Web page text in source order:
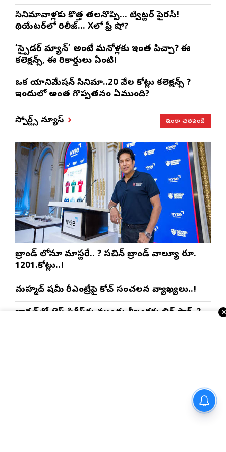
సినిమావాళ్లకు కొత్త తలనొప్పి… ట్విట్టర్ పైరసీ!
థియేటర్‌లో రిలీజ్… Xలో ఫ్రీ షో?
‘స్పైడర్ మ్యాన్’ అంటే మనోళ్లకు ఇంత పిచ్చా? ఈ
కలెక్షన్స్, ఈ రికార్డులు ఏంటి!
ఒక యానిమేషన్ సినిమా..20 వేల కోట్లు కలెక్షన్స్ ?
ఇందులో అంత గొప్పతనం ఏముంది?
స్పోర్ట్స్ న్యూస్ ఇంకా చదవండి
బ్రాండ్ లోనూ మాస్టరే.. ? సచిన్ బ్రాండ్ వాల్యూ రూ.
1201.కోట్లు..!
మహ్మద్ షమీ రీఎంట్రీపై కోచ్ సంచలన వ్యాఖ్యలు..!
భారత్‌తో టెస్ట్ సిరీస్‌కు ముందు శ్రీలంకకు బిగ్ షాక్..?
ఇంకా చదవండి